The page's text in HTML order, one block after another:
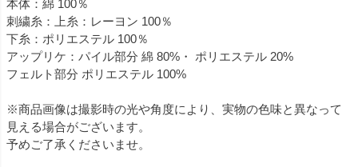
本体：綿 100％
刺繍糸：上糸：レーヨン 100％
下糸：ポリエステル 100％
アップリケ：パイル部分 綿 80%・ ポリエステル 20%
フェルト部分 ポリエステル 100%
※商品画像は撮影時の光や角度により、実物の色味と異なって
見える場合がございます。
予めご了承くださいませ。